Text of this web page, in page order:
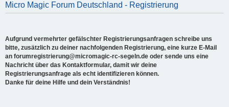
h
Micro Magic Forum Deutschland - Registrierung
Aufgrund vermehrter gefälschter Registrierungsanfragen schreibe uns
bitte, zusätzlich zu deiner nachfolgenden Registrierung, eine kurze E-Mail
an forumregistrierung@micromagic-rc-segeln.de oder sende uns eine
Nachricht über das Kontaktformular, damit wir deine
Registrierungsanfrage als echt identifizieren können.
Danke für deine Hilfe und dein Verständnis!